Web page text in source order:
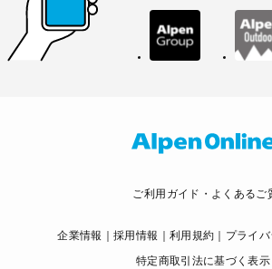
ご利用ガイド・よくあるご
企業情報 採用情報 利用規約
プライ
特定商取引法に基づく表示